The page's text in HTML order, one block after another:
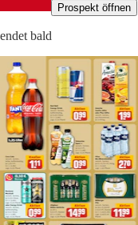
Prospekt öffnen
endet bald